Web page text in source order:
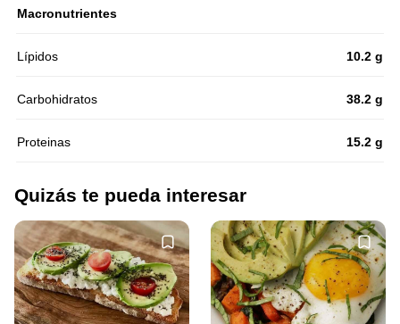
Macronutrientes
Lípidos 10.2 g
Carbohidratos 38.2 g
Proteinas 15.2 g
Quizás te pueda interesar